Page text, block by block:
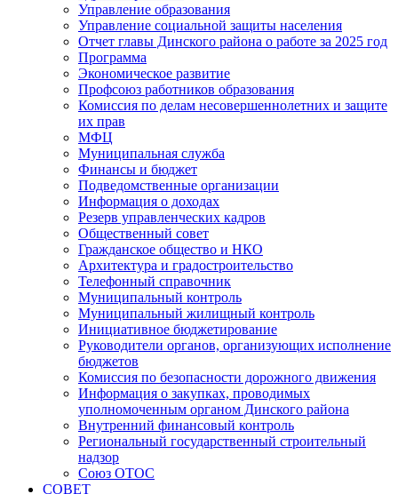
Управление образования
Управление социальной защиты населения
Отчет главы Динского района о работе за 2025 год
Программа
Экономическое развитие
Профсоюз работников образования
Комиссия по делам несовершеннолетних и защите
их прав
МФЦ
Муниципальная служба
Финансы и бюджет
Подведомственные организации
Информация о доходах
Резерв управленческих кадров
Общественный совет
Гражданское общество и НКО
Архитектура и градостроительство
Телефонный справочник
Муниципальный контроль
Муниципальный жилищный контроль
Инициативное бюджетирование
Руководители органов, организующих исполнение
бюджетов
Комиссия по безопасности дорожного движения
Информация о закупках, проводимых
уполномоченным органом Динского района
Внутренний финансовый контроль
Региональный государственный строительный
надзор
Союз ОТОС
СОВЕТ